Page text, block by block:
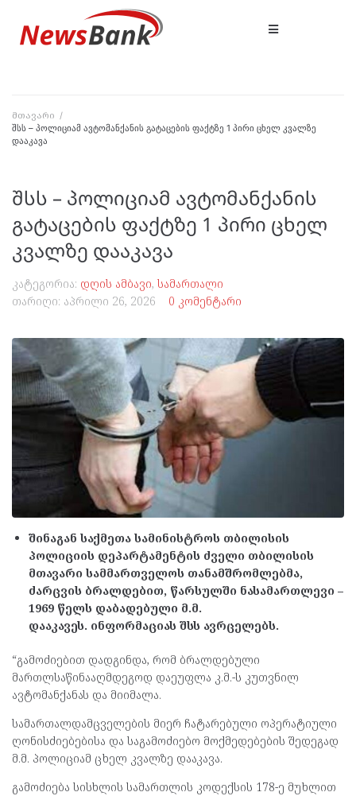
მთავარი /
შსს – პოლიციამ ავტომანქანის გატაცების ფაქტზე 1 პირი ცხელ კვალზე
დააკავა
შსს – პოლიციამ ავტომანქანის
გატაცების ფაქტზე 1 პირი ცხელ
კვალზე დააკავა
კატეგორია: დღის ამბავი, სამართალი
თარიღი: აპრილი 26, 2026 0 კომენტარი
შინაგან საქმეთა სამინისტროს თბილისის
პოლიციის დეპარტამენტის ძველი თბილისის
მთავარი სამმართველოს თანამშრომლებმა,
ძარცვის ბრალდებით, წარსულში ნასამართლევი –
1969 წელს დაბადებული მ.მ.
დააკავეს. ინფორმაციას შსს ავრცელებს.
“გამოძიებით დადგინდა, რომ ბრალდებული
მართლსაწინააღმდეგოდ დაეუფლა კ.მ.-ს კუთვნილ
ავტომანქანას და მიიმალა.
სამართალდამცველების მიერ ჩატარებული ოპერატიული
ღონისძიებებისა და საგამოძიებო მოქმედებების შედეგად
მ.მ. პოლიციამ ცხელ კვალზე დააკავა.
გამოძიება სისხლის სამართლის კოდექსის 178-ე მუხლით